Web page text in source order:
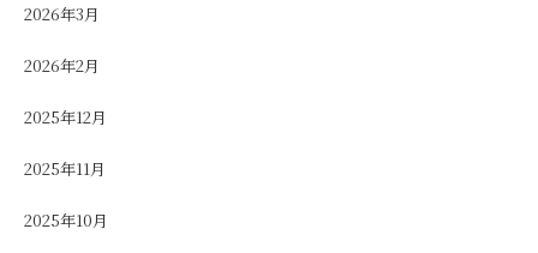
2026年3月
2026年2月
2025年12月
2025年11月
2025年10月